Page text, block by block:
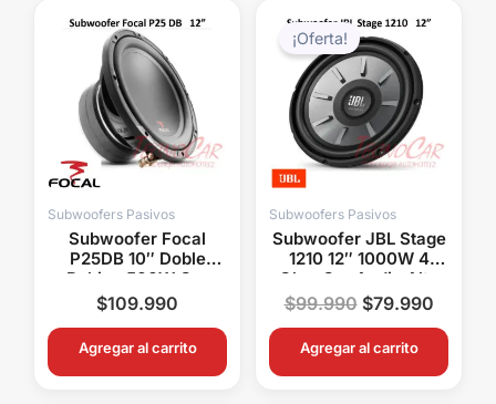
Subwoofers Pasivos
Subwoofer Focal
P25DB 10″ Doble
Bobina 500W Car
Audio Alta Fidelidad
$109.990
Agregar al carrito
¡Oferta!
Subwoofers Pasivos
Subwoofer JBL Stage
1210 12″ 1000W 4
Ohm Car Audio Alto
Rendimiento
$99.990
precio
original
era:
$99.990.
$79.990
Agregar al carrito